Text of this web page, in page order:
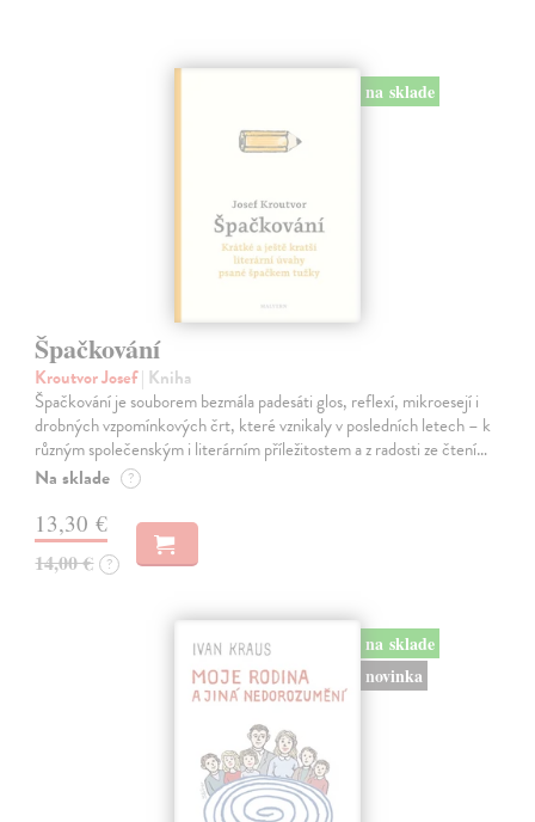
na sklade
Špačkování
Kroutvor Josef| Kniha
Špačkování je souborem bezmála padesáti glos, reflexí, mikroesejí i
drobných vzpomínkových črt, které vznikaly v posledních letech – k
různým společenským i literárním příležitostem a z radosti ze čtení…
Na sklade ?
13,30 €
14,00 € ?
na sklade
novinka